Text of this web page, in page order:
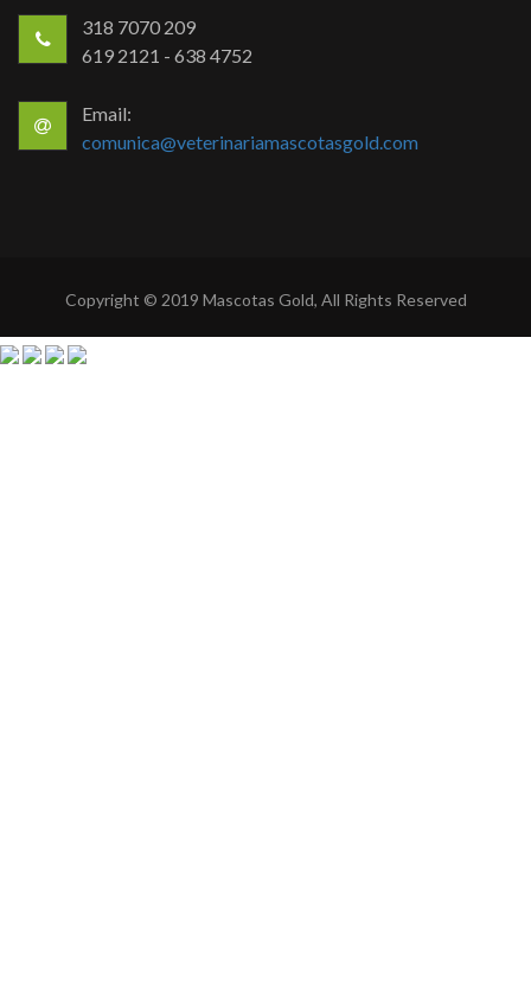
318 7070 209
619 2121 - 638 4752
Email:
comunica@veterinariamascotasgold.com
Copyright © 2019 Mascotas Gold, All Rights Reserved